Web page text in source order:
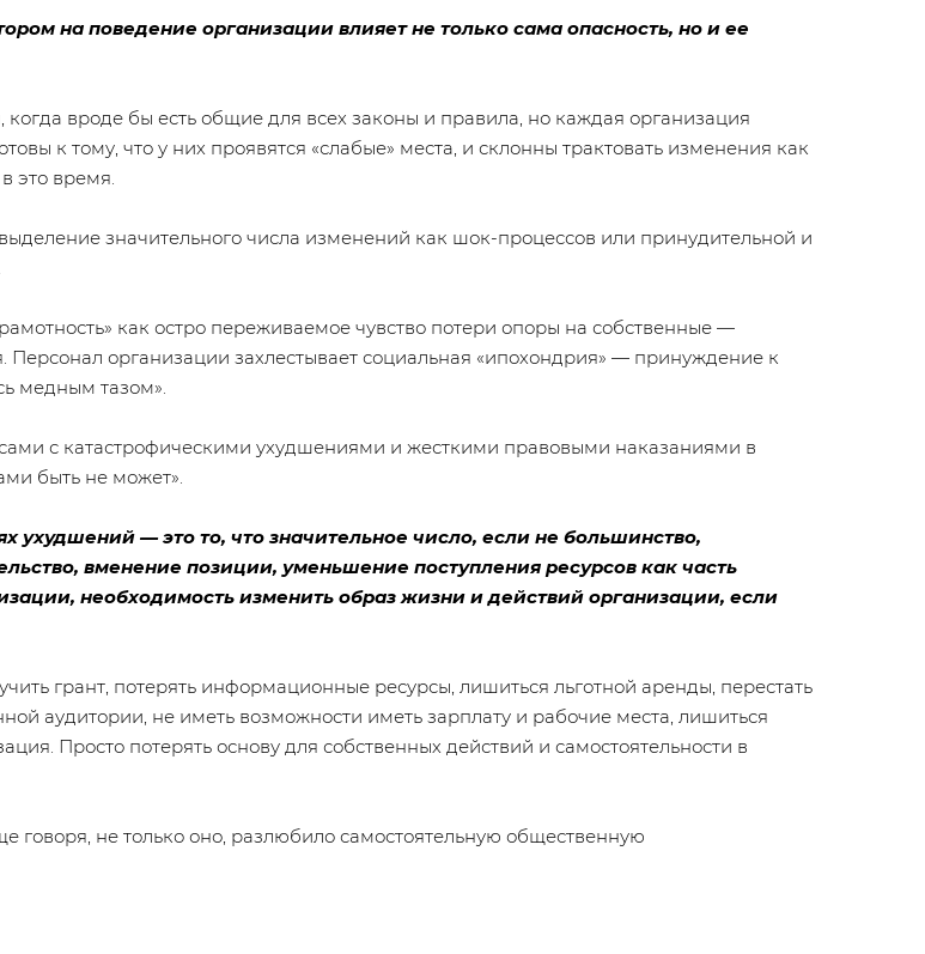
на поведение организации влияет не только сама опасность, но и ее
вроде бы есть общие для всех законы и правила, но каждая организация
к тому, что у них проявятся «слабые» места, и склонны трактовать изменения как
это время.
значительного числа изменений как шок-процессов или принудительной и
как остро переживаемое чувство потери опоры на собственные —
организации захлестывает социальная «ипохондрия» — принуждение к
медным тазом».
с катастрофическими ухудшениями и жесткими правовыми наказаниями в
быть не может».
ухудшений — это то, что значительное число, если не большинство,
вменение позиции, уменьшение поступления ресурсов как часть
необходимость изменить образ жизни и действий организации, если
грант, потерять информационные ресурсы, лишиться льготной аренды, перестать
аудитории, не иметь возможности иметь зарплату и рабочие места, лишиться
Просто потерять основу для собственных действий и самостоятельности в
говоря, не только оно, разлюбило самостоятельную общественную